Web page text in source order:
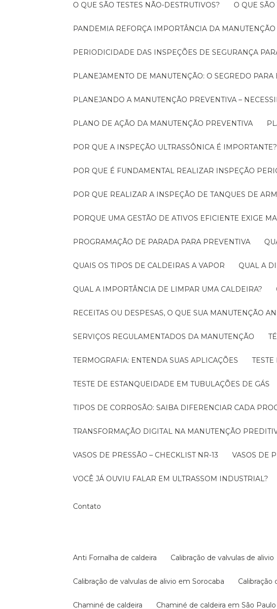
O QUE SÃO TESTES NÃO-DESTRUTIVOS? O QUE
PANDEMIA REFORÇA IMPORTÂNCIA DA
PERIODICIDADE DAS INSPEÇÕES DE SEGURANÇA
PLANEJAMENTO DE MANUTENÇÃO: O SEGREDO
PLANEJANDO A MANUTENÇÃO PREVENTIVA –
PLANO DE AÇÃO DA MANUTENÇÃO PREVENTIVA
POR QUE A INSPEÇÃO ULTRASSÔNICA É IMPORTANTE?
POR QUE É FUNDAMENTAL REALIZAR INSPEÇÃO
POR QUE REALIZAR A INSPEÇÃO DE TANQUES DE
PORQUE UMA GESTÃO DE ATIVOS EFICIENTE EXIGE
PROGRAMAÇÃO DE PARADA PARA PREVENTIVA
QUAIS OS TIPOS DE CALDEIRAS A VAPOR QUAL A
QUAL A IMPORTÂNCIA DE LIMPAR UMA CALDEIRA?
RECEITAS OU DESPESAS, O QUE SUA MANUTENÇÃO
SERVIÇOS REGULAMENTADOS DA MANUTENÇÃO
TERMOGRAFIA: ENTENDA SUAS APLICAÇÕES
TESTE DE ESTANQUEIDADE EM TUBULAÇÕES DE GÁS
TIPOS DE CORROSÃO: SAIBA DIFERENCIAR CADA
TRANSFORMAÇÃO DIGITAL NA MANUTENÇÃO
VASOS DE PRESSÃO – CHECKLIST NR-13 VASOS DE
VOCÊ JÁ OUVIU FALAR EM ULTRASSOM INDUSTRIAL?
Contato
Anti Fornalha de caldeira Calibração de valvulas de alivio
Calibração de valvulas de alivio em Sorocaba
Chaminé de caldeira Chaminé de caldeira em São Paulo